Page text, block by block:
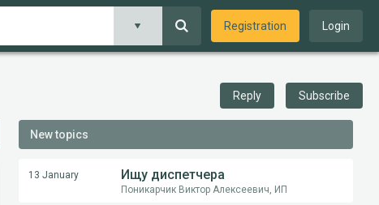
Registration Login
Reply Subscribe
New topics
13 January Ищу диспетчера
Поникарчик Виктор Алексеевич, ИП